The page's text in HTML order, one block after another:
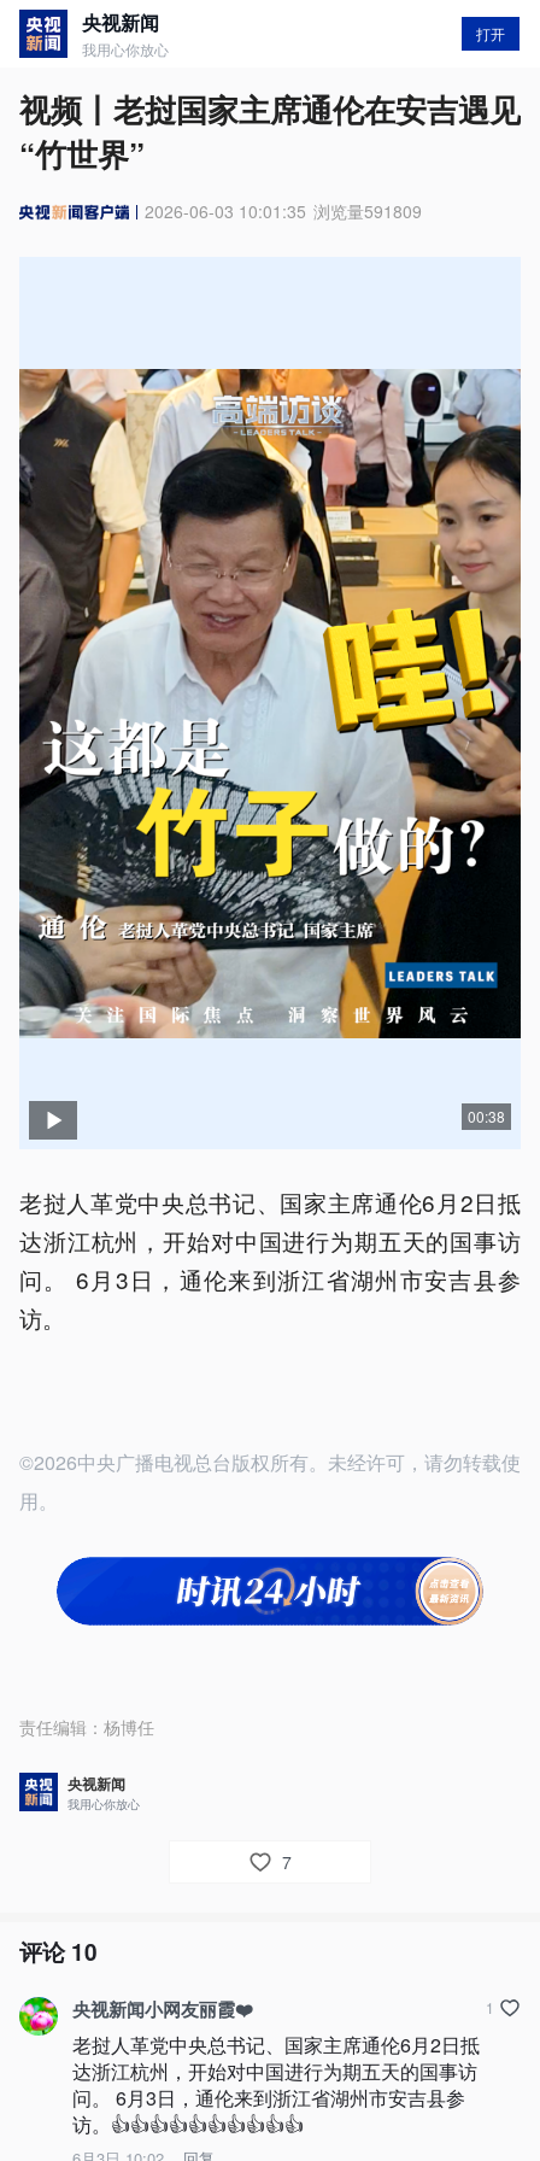
央视新闻
我用心你放心
打开
视频丨老挝国家主席通伦在安吉遇见
“竹世界”
2026-06-03 10:01:35 浏览量591809
00:38
老挝人革党中央总书记、国家主席通伦6月2日抵
达浙江杭州，开始对中国进行为期五天的国事访
问。 6月3日，通伦来到浙江省湖州市安吉县参
访。
©2026中央广播电视总台版权所有。未经许可，请勿转载使
用。
责任编辑： 杨博任
央视新闻
我用心你放心
7
评论10
央视新闻小网友丽霞❤️
老挝人革党中央总书记、国家主席通伦6月2日抵
达浙江杭州，开始对中国进行为期五天的国事访
问。 6月3日，通伦来到浙江省湖州市安吉县参
访。👍👍👍👍👍👍👍👍👍👍
1